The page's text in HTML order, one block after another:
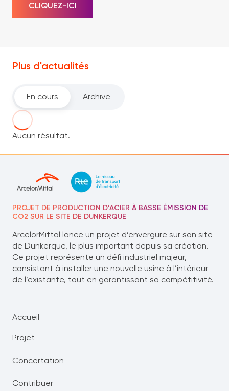
CLIQUEZ-ICI
Plus d'actualités
En cours Archive
Aucun résultat.
PROJET DE PRODUCTION D’ACIER À BASSE ÉMISSION DE
CO2 SUR LE SITE DE DUNKERQUE
ArcelorMittal lance un projet d’envergure sur son site
de Dunkerque, le plus important depuis sa création.
Ce projet représente un défi industriel majeur,
consistant à installer une nouvelle usine à l’intérieur
de l’existante, tout en garantissant sa compétitivité.
Accueil
Projet
Concertation
Contribuer